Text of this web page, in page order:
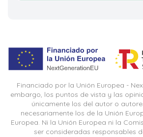
Financiado por la Unión Europea -
embargo, los puntos de vista y las
únicamente los del autor o
necesariamente los de la Unión
Europea. Ni la Unión Europea ni la
ser consideradas responsables